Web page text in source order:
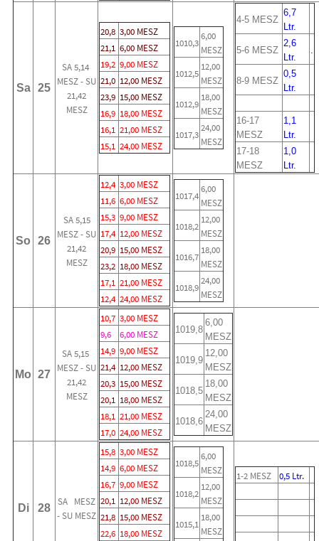
Sa 25
SA 5,14
MESZ - SU
21,42
MESZ
20,8 3,00 MESZ
21,1 6,00 MESZ
19,2 9,00 MESZ
21,0 12,00 MESZ
23,9 15,00 MESZ
16,9 18,00 MESZ
16,1 21,00 MESZ
15,1 24,00 MESZ
1010,3
6,00
MESZ
1012,5
12,00
MESZ
1012,9
18,00
MESZ
1017,3
24,00
MESZ
4-5 MESZ
6,7
Ltr.
5-6 MESZ
2,6
Ltr.
.
8-9 MESZ
0,5
Ltr.
16-17
MESZ
1,1
Ltr.
17-18
MESZ
1,0
Ltr.
So 26
SA 5,15
MESZ - SU
21,42
MESZ
12,4 3,00 MESZ
11,6 6,00 MESZ
15,3 9,00 MESZ
17,4 12,00 MESZ
20,9 15,00 MESZ
23,2 18,00 MESZ
17,1 21,00 MESZ
12,4 24,00 MESZ
1017,4
6,00
MESZ
1018,2
12,00
MESZ
1016,7
18,00
MESZ
1018,9
24,00
MESZ
Mo 27
SA 5,15
MESZ - SU
21,42
MESZ
10,7 3,00 MESZ
9,6
6,00 MESZ
14,9 9,00 MESZ
21,4 12,00 MESZ
20,3 15,00 MESZ
20,1 18,00 MESZ
18,1 21,00 MESZ
17,0 24,00 MESZ
1019,8
6,00
MESZ
1019,9
12,00
MESZ
1018,5
18,00
MESZ
1018,6
24,00
MESZ
Di 28
SA MESZ
- SU MESZ
15,8 3,00 MESZ
14,9 6,00 MESZ
16,7 9,00 MESZ
20,1 12,00 MESZ
21,8 15,00 MESZ
22,6 18,00 MESZ
1018,5
6,00
MESZ
1018,2
12,00
MESZ
1015,1
18,00
MESZ
1-2 MESZ 0,5 Ltr.